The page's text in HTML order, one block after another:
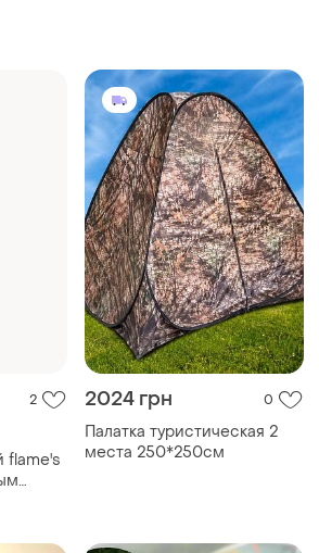
2
flame's
2024 грн 0
Палатка туристическая 2
места 250*250см